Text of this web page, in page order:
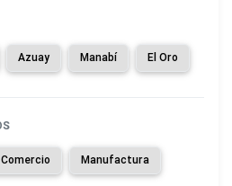
Azuay Manabí El Oro
Comercio Manufactura